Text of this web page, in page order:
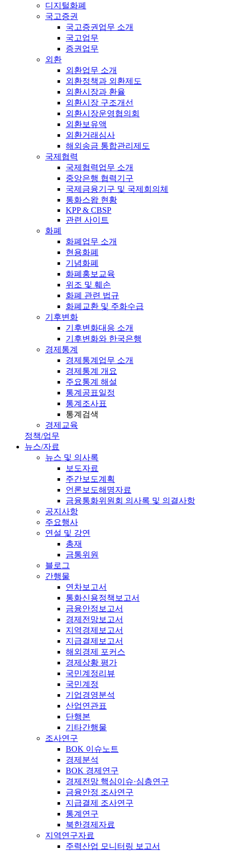
디지털화폐
국고증권
국고증권업무 소개
국고업무
증권업무
외환
외환업무 소개
외환정책과 외환제도
외환시장과 환율
외환시장 구조개선
외환시장운영협의회
외환보유액
외환거래심사
해외송금 통합관리제도
국제협력
국제협력업무 소개
중앙은행 협력기구
국제금융기구 및 국제회의체
통화스왑 현황
KPP & CBSP
관련 사이트
화폐
화폐업무 소개
현용화폐
기념화폐
화폐홍보교육
위조 및 훼손
화폐 관련 법규
화폐교환 및 주화수급
기후변화
기후변화대응 소개
기후변화와 한국은행
경제통계
경제통계업무 소개
경제통계 개요
주요통계 해설
통계공표일정
통계조사표
통계검색
경제교육
정책/업무
뉴스/자료
뉴스 및 의사록
보도자료
주간보도계획
언론보도해명자료
금융통화위원회 의사록 및 의결사항
공지사항
주요행사
연설 및 강연
총재
금통위원
블로그
간행물
연차보고서
통화신용정책보고서
금융안정보고서
경제전망보고서
지역경제보고서
지급결제보고서
해외경제 포커스
경제상황 평가
국민계정리뷰
국민계정
기업경영분석
산업연관표
단행본
기타간행물
조사연구
BOK 이슈노트
경제분석
BOK 경제연구
경제전망 핵심이슈·심층연구
금융안정 조사연구
지급결제 조사연구
통계연구
북한경제자료
지역연구자료
주력산업 모니터링 보고서